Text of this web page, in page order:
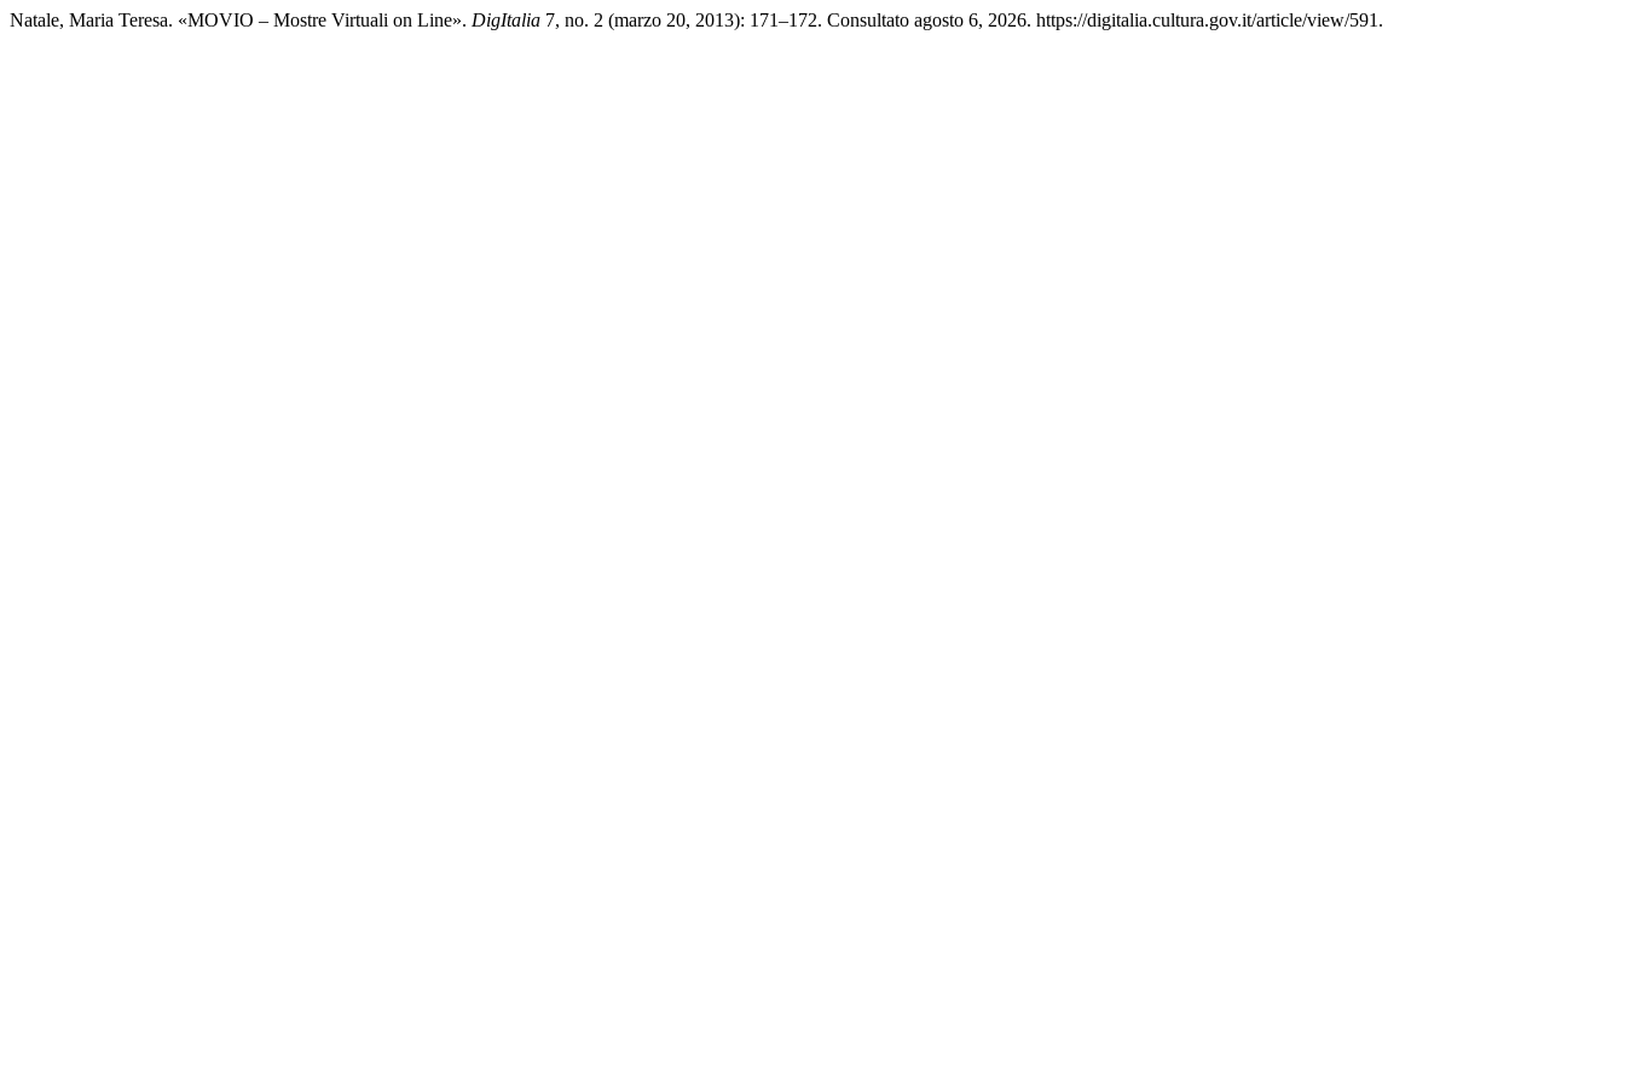
Natale, Maria Teresa. «MOVIO – Mostre Virtuali on Line». DigItalia 7, no. 2 (marzo 20, 2013): 171–172. Consultato agosto 6, 2026. https://digitalia.cultura.gov.it/article/view/591.